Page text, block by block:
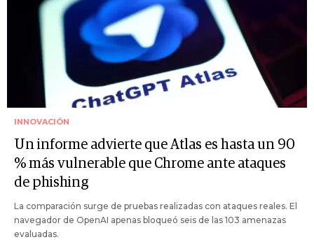
INNOVACIÓN
Un informe advierte que Atlas es hasta un 90
% más vulnerable que Chrome ante ataques
de phishing
La comparación surge de pruebas realizadas con ataques reales. El
navegador de OpenAI apenas bloqueó seis de las 103 amenazas
evaluadas.